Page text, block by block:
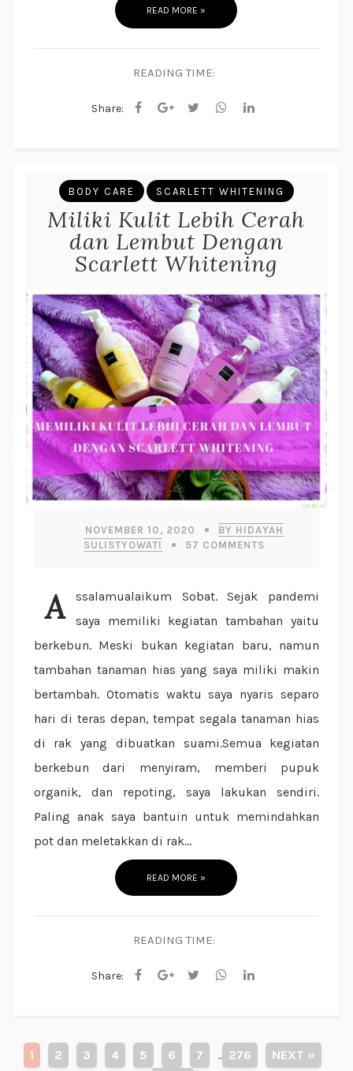
READ MORE »
READING TIME:
Share:
BODY CARE SCARLETT WHITENING
Miliki Kulit Lebih Cerah
dan Lembut Dengan
Scarlett Whitening
NOVEMBER 10, 2020
BY HIDAYAH
SULISTYOWATI
57 COMMENTS
Assalamualaikum Sobat. Sejak pandemi
saya memiliki kegiatan tambahan yaitu
berkebun. Meski bukan kegiatan baru, namun
tambahan tanaman hias yang saya miliki makin
bertambah. Otomatis waktu saya nyaris separo
hari di teras depan, tempat segala tanaman hias
di rak yang dibuatkan suami.Semua kegiatan
berkebun dari menyiram, memberi pupuk
organik, dan repoting, saya lakukan sendiri.
Paling anak saya bantuin untuk memindahkan
pot dan meletakkan di rak...
READ MORE »
READING TIME:
Share:
1 2 3 4 5 6 7 ... 276
NEXT »